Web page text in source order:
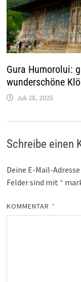
Gura Humorolui:
wunderschöne
Juli 28, 2025
Schreibe einen
Deine E-Mail-
Felder sind mit *
KOMMENTAR *